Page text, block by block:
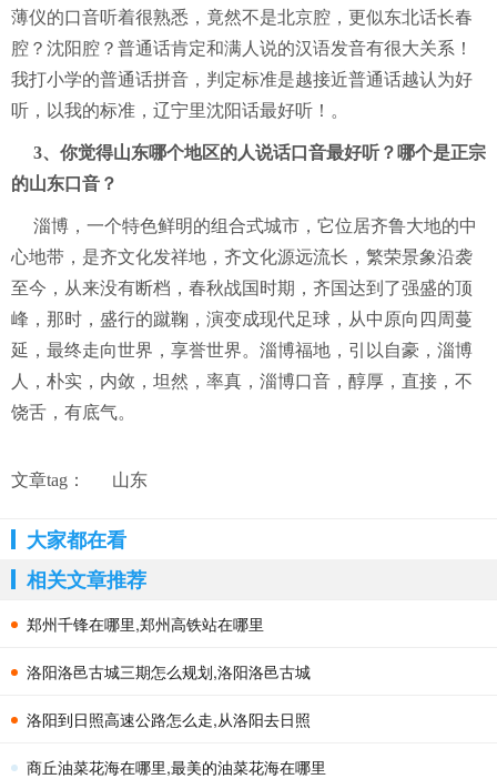
薄仪的口音听着很熟悉，竟然不是北京腔，更似东北话长春
腔？沈阳腔？普通话肯定和满人说的汉语发音有很大关系！
我打小学的普通话拼音，判定标准是越接近普通话越认为好
听，以我的标准，辽宁里沈阳话最好听！。
3、你觉得山东哪个地区的人说话口音最好听？哪个是正宗
的山东口音？
淄博，一个特色鲜明的组合式城市，它位居齐鲁大地的中
心地带，是齐文化发祥地，齐文化源远流长，繁荣景象沿袭
至今，从来没有断档，春秋战国时期，齐国达到了强盛的顶
峰，那时，盛行的蹴鞠，演变成现代足球，从中原向四周蔓
延，最终走向世界，享誉世界。淄博福地，引以自豪，淄博
人，朴实，内敛，坦然，率真，淄博口音，醇厚，直接，不
饶舌，有底气。
文章tag： 山东
大家都在看
相关文章推荐
郑州千锋在哪里,郑州高铁站在哪里
洛阳洛邑古城三期怎么规划,洛阳洛邑古城
洛阳到日照高速公路怎么走,从洛阳去日照
商丘油菜花海在哪里,最美的油菜花海在哪里